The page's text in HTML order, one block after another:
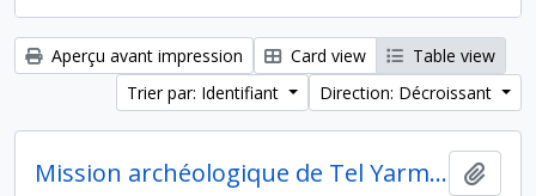
Aperçu avant impression Card view
Table view
Trier par: Identifiant
Direction: Décroissant
Mission archéologique de Tel Yarmouth, Israël